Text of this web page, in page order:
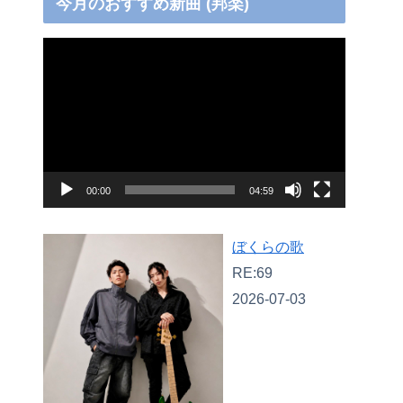
今月のおすすめ新曲 (邦楽)
ー
00:00 04:59
ぼくらの歌
RE:69
2026-07-03